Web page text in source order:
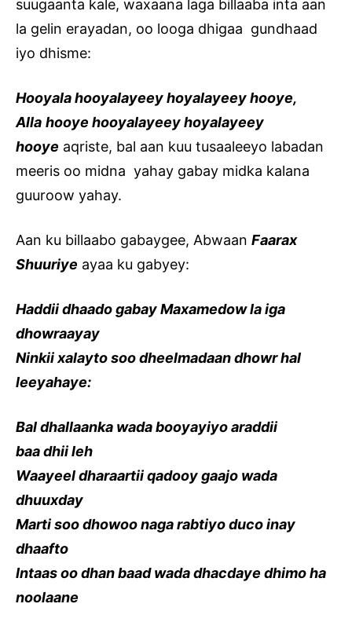
suugaanta kale, waxaana laga billaaba inta aan
la gelin erayadan, oo looga dhigaa gundhaad
iyo dhisme:
Hooyala hooyalayeey hoyalayeey hooye,
Alla hooye hooyalayeey hoyalayeey
hooye aqriste, bal aan kuu tusaaleeyo labadan
meeris oo midna yahay gabay midka kalana
guuroow yahay.
Aan ku billaabo gabaygee, Abwaan Faarax
Shuuriye ayaa ku gabyey:
Haddii dhaado gabay Maxamedow la iga
dhowraayay
Ninkii xalayto soo dheelmadaan dhowr hal
leeyahaye:
Bal dhallaanka wada booyayiyo araddii
baadhiileh
Waayeel dharaartii qadooy gaajo wada
dhuuxday
Marti soo dhowoo naga rabtiyo duco inay
dhaafto
Intaas oo dhan baad wada dhacdaye dhimo ha
noolaane